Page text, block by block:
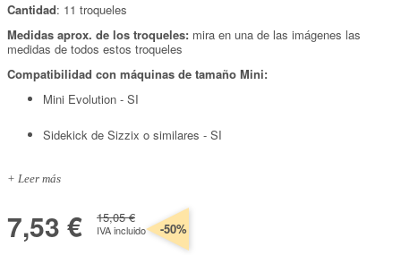
Somos Kimidori
Cantidad: 11 troqueles
Medidas aprox. de los troqueles: mira en una de las imágenes las
medidas de todos estos troqueles
Compatibilidad con máquinas de tamaño Mini:
Mini Evolution - SI
Sidekick de Sizzix o similares - SI
+ Leer más
7,53 € 15,05 €
IVA incluido -50%